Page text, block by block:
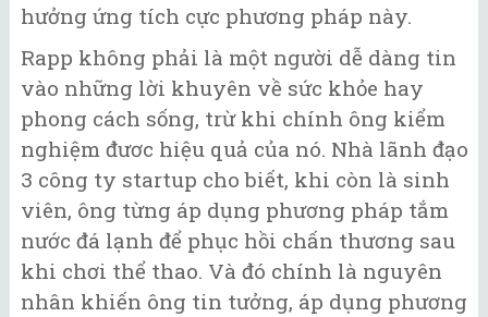
hưởng ứng tích cực phương pháp này.
Rapp không phải là một người dễ dàng tin
vào những lời khuyên về sức khỏe hay
phong cách sống, trừ khi chính ông kiểm
nghiệm đươc hiệu quả của nó. Nhà lãnh đạo
3 công ty startup cho biết, khi còn là sinh
viên, ông từng áp dụng phương pháp tắm
nước đá lạnh để phục hồi chấn thương sau
khi chơi thể thao. Và đó chính là nguyên
nhân khiến ông tin tưởng, áp dụng phương